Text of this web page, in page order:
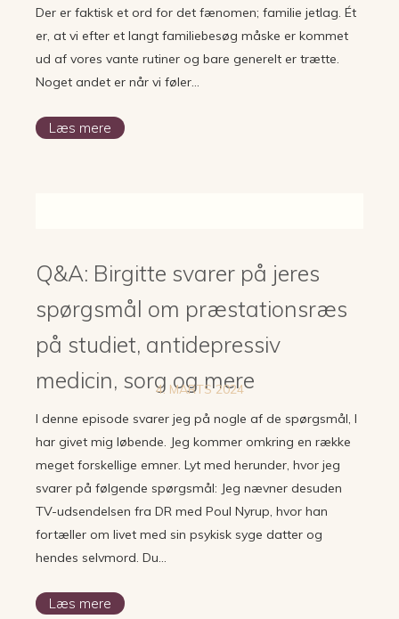
Der er faktisk et ord for det fænomen; familie jetlag. Ét
er, at vi efter et langt familiebesøg måske er kommet
ud af vores vante rutiner og bare generelt er trætte.
Noget andet er når vi føler…
Læs mere
Q&A: Birgitte svarer på jeres
spørgsmål om præstationsræs
på studiet, antidepressiv
medicin, sorg og mere
4. MARTS 2024
I denne episode svarer jeg på nogle af de spørgsmål, I
har givet mig løbende. Jeg kommer omkring en række
meget forskellige emner. Lyt med herunder, hvor jeg
svarer på følgende spørgsmål: Jeg nævner desuden
TV-udsendelsen fra DR med Poul Nyrup, hvor han
fortæller om livet med sin psykisk syge datter og
hendes selvmord. Du…
Læs mere